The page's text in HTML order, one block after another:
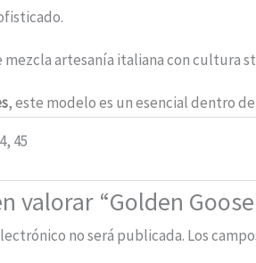
mezcla artesanía italiana con cultura
, este modelo es un esencial dentro
45
valorar “Golden
no será publicada. Los